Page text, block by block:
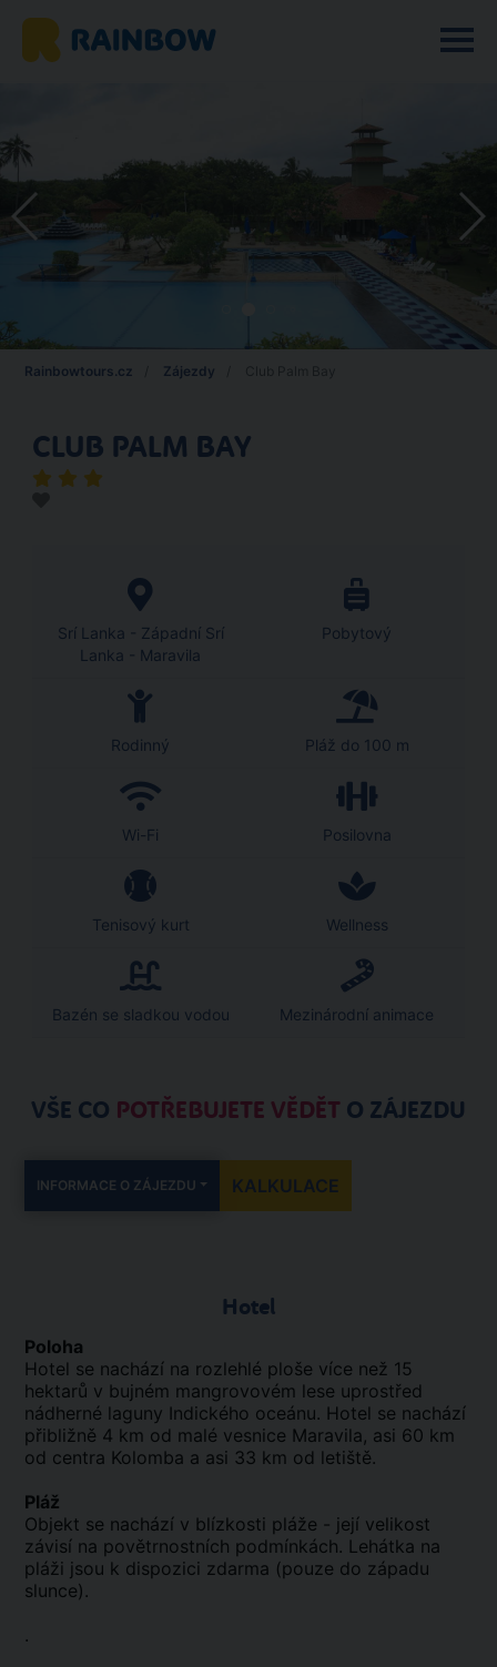
Rainbowtours.cz Zájezdy
CLUB PALM BAY
Srí Lanka - Západní Srí
Lanka - Maravila
Pobytový
Rodinný Pláž do 100 m
Wi-Fi Posilovna
Tenisový kurt Wellness
Bazén se sladkou vodou Mezinárodní animace
VŠE CO POTŘEBUJETE VĚDĚT O ZÁJEZDU
INFORMACE O ZÁJEZDU KALKULACE
Hotel
Poloha
Hotel se nachází na rozlehlé ploše více než 15
hektarů v bujném mangrovovém lese uprostřed
nádherné laguny Indického oceánu. Hotel se nachází
přibližně 4 km od malé vesnice Maravila, asi 60 km
od centra Kolomba a asi 33 km od letiště.
Pláž
Objekt se nachází v blízkosti pláže - její velikost
závisí na povětrnostních podmínkách. Lehátka na
pláži jsou k dispozici zdarma (pouze do západu
slunce).
.